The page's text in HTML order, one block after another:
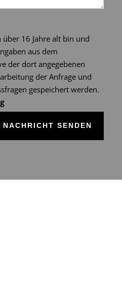
über 16 Jahre alt bin und
aus dem
der dort angegebenen
der Anfrage und
gespeichert werden.
NACHRICHT SENDEN